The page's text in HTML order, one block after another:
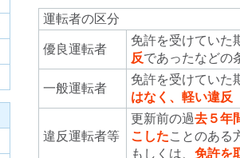
運転者の区分
優良運転者
免許を受けていた
反であったなどの
一般運転者
免許を受けていた
はなく、軽い違反
違反運転者等
更新前の過去５年
こしたことのある
もしくは、 免許を